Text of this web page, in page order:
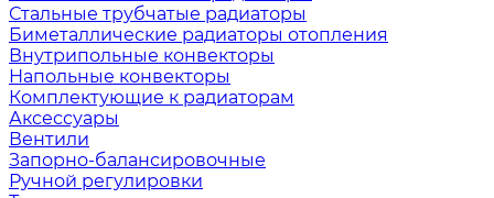
Стальные трубчатые радиаторы
Биметаллические радиаторы отопления
Внутрипольные конвекторы
Напольные конвекторы
Комплектующие к радиаторам
Аксессуары
Вентили
Запорно-балансировочные
Ручной регулировки